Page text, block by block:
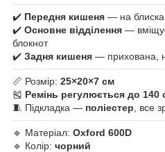
✔️ Передня кишеня — на
✔️ Основне відділення —
блокнот
✔️ Задня кишеня — прихована,
📏 Розмір: 25×20×7 см
🎽 Ремінь регулюється до 140
🧵 Підкладка — поліестер , все
🔹 Матеріал: Oxford 600D
🔹 Колір: чорний